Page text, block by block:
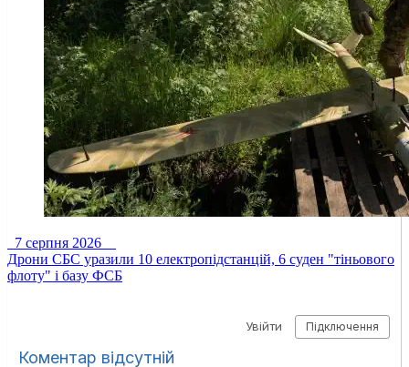
7 серпня 2026
Дрони СБС уразили 10 електропідстанцій, 6 суден "тіньового
флоту" і базу ФСБ